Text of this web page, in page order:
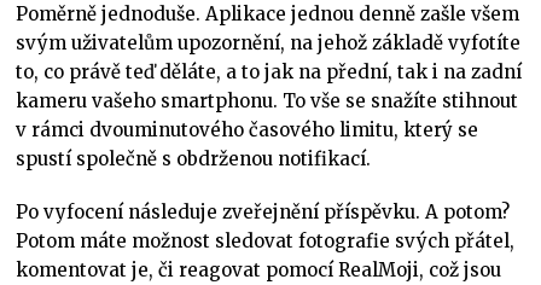
Poměrně jednoduše. Aplikace jednou denně zašle všem
svým uživatelům upozornění, na jehož základě vyfotíte
to, co právě teď děláte, a to jak na přední, tak i na zadní
kameru vašeho smartphonu. To vše se snažíte stihnout
v rámci dvouminutového časového limitu, který se
spustí společně s obdrženou notifikací.
Po vyfocení následuje zveřejnění příspěvku. A potom?
Potom máte možnost sledovat fotografie svých přátel,
komentovat je, či reagovat pomocí RealMoji, což jsou